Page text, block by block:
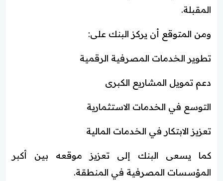
المقبلة.
ومن المتوقع أن يركز البنك على:
تطوير الخدمات المصرفية الرقمية
دعم تمويل المشاريع الكبرى
التوسع في الخدمات الاستثمارية
تعزيز الابتكار في الخدمات المالية
كما يسعى البنك إلى تعزيز موقعه بين أكبر
المؤسسات المصرفية في المنطقة.